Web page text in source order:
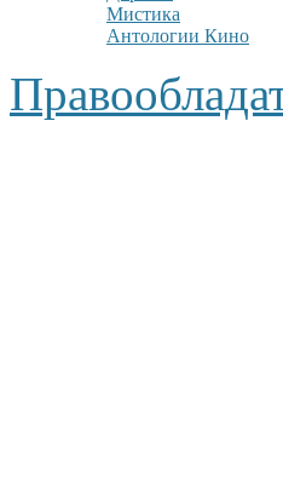
Мистика
Антологии Кино